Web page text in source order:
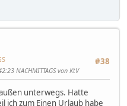
#38
NACHMITTAGS von KtV
unterwegs. Hatte
ich zum Einen Urlaub habe